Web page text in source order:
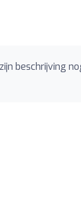
beschrijving